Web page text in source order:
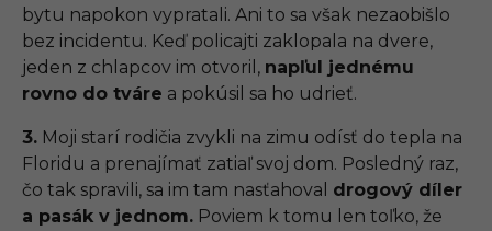
bytu napokon vypratali. Ani to sa však nezaobišlo
bez incidentu. Keď policajti zaklopala na dvere,
jeden z chlapcov im otvoril, napľul jednému
rovno do tváre a pokúsil sa ho udrieť.
3. Moji starí rodičia zvykli na zimu odísť do tepla na
Floridu a prenajímať zatiaľ svoj dom. Posledný raz,
čo tak spravili, sa im tam nasťahoval drogový díler
a pasák v jednom. Poviem k tomu len toľko, že